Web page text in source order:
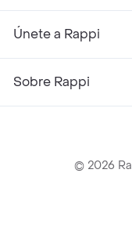
Únete a Rappi
Sobre Rappi
© 2026